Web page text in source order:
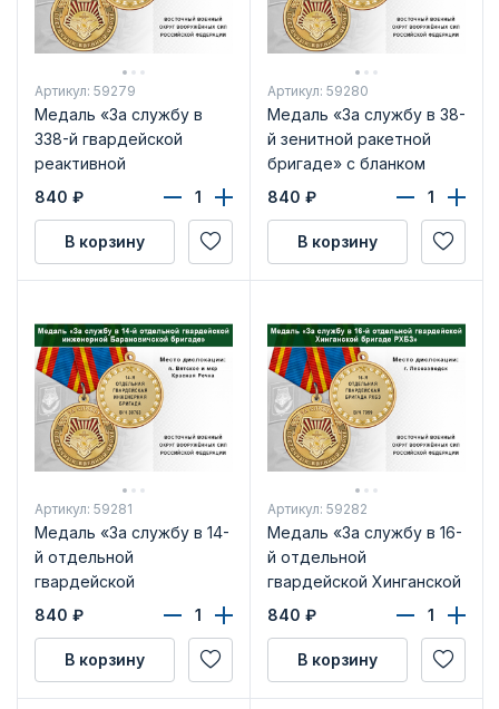
Артикул: 59279
Медаль «За службу в
338-й гвардейской
реактивной
артиллерийской
удостоверения
840 ₽
В корзину
Артикул: 59280
Медаль «За службу в 38-
й зенитной ракетной
бригаде» с бланком
удостоверения
840 ₽
В корзину
Артикул: 59281
Медаль «За службу в 14-
й отдельной
гвардейской
инженерной
Барановичской бригаде»
с бланком
удостоверения
840 ₽
В корзину
Артикул: 59282
Медаль «За службу в 16-
й отдельной
гвардейской Хинганской
бригаде РХБЗ» с
бланком удостоверения
840 ₽
В корзину